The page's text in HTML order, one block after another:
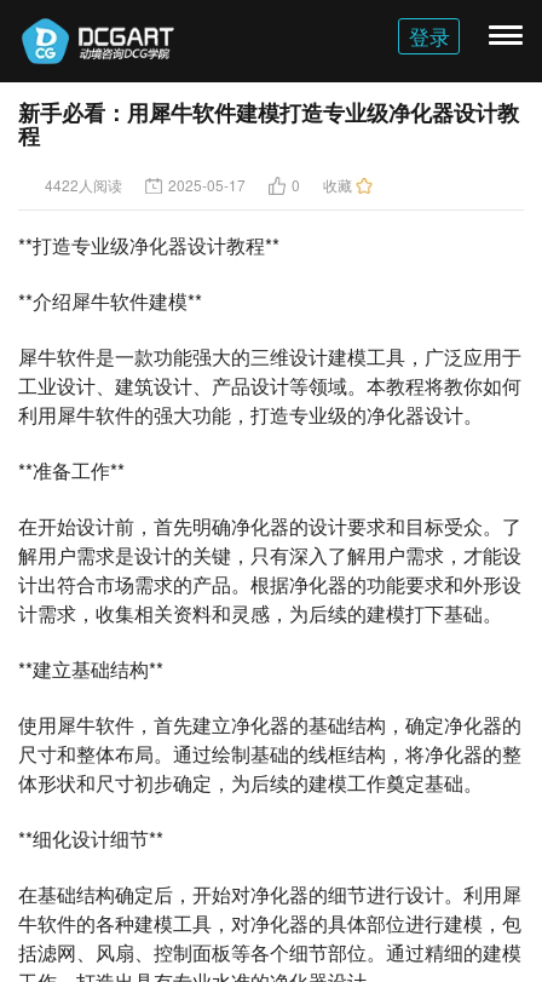
切
导
航
登录
新手必看：用犀牛软件建模打造专业级净化器设计教
程
4422人阅读 2025-05-17 0 收藏
**打造专业级净化器设计教程**
**介绍犀牛软件建模**
犀牛软件是一款功能强大的三维设计建模工具，广泛应用于
工业设计、建筑设计、产品设计等领域。本教程将教你如何
利用犀牛软件的强大功能，打造专业级的净化器设计。
**准备工作**
在开始设计前，首先明确净化器的设计要求和目标受众。了
解用户需求是设计的关键，只有深入了解用户需求，才能设
计出符合市场需求的产品。根据净化器的功能要求和外形设
计需求，收集相关资料和灵感，为后续的建模打下基础。
**建立基础结构**
使用犀牛软件，首先建立净化器的基础结构，确定净化器的
尺寸和整体布局。通过绘制基础的线框结构，将净化器的整
体形状和尺寸初步确定，为后续的建模工作奠定基础。
**细化设计细节**
在基础结构确定后，开始对净化器的细节进行设计。利用犀
牛软件的各种建模工具，对净化器的具体部位进行建模，包
括滤网、风扇、控制面板等各个细节部位。通过精细的建模